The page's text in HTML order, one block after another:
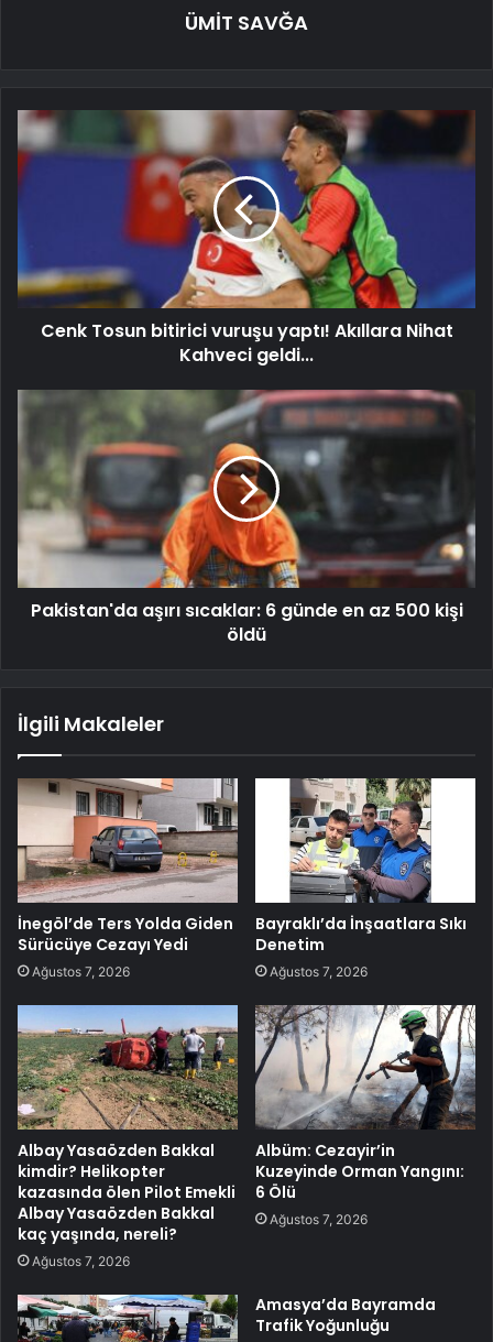
ÜMİT SAVĞA
Cenk Tosun bitirici vuruşu yaptı! Akıllara Nihat
Kahveci geldi...
Pakistan'da aşırı sıcaklar: 6 günde en az 500 kişi
öldü
İlgili Makaleler
İnegöl’de Ters Yolda Giden
Sürücüye Cezayı Yedi
Ağustos 7, 2026
Bayraklı’da İnşaatlara Sıkı
Denetim
Ağustos 7, 2026
Albay Yasaözden Bakkal
kimdir? Helikopter
kazasında ölen Pilot Emekli
Albay Yasaözden Bakkal
kaç yaşında, nereli?
Ağustos 7, 2026
Albüm: Cezayir’in
Kuzeyinde Orman Yangını:
6 Ölü
Ağustos 7, 2026
Amasya’da Bayramda
Trafik Yoğunluğu